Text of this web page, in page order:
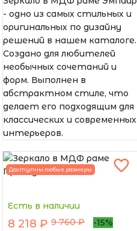
- одно из самых стильных и
оригинальных по дизайну
решений в нашем каталоге.
Создано для любителей
необычных сочетаний и
форм. Выполнен в
абстрактном стиле, что
делает его подходящим для
классических и современных
интерьеров.
Доступны любые размеры
Есть в наличии
8 218 ₽ 9 760 ₽
-15%